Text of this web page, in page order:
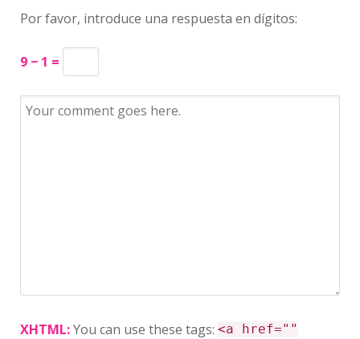
Por favor, introduce una respuesta en dígitos:
9 − 1 =
XHTML:You can use these tags: <a href=""